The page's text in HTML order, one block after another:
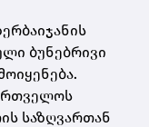
ბუნებრივი
საზღვართან